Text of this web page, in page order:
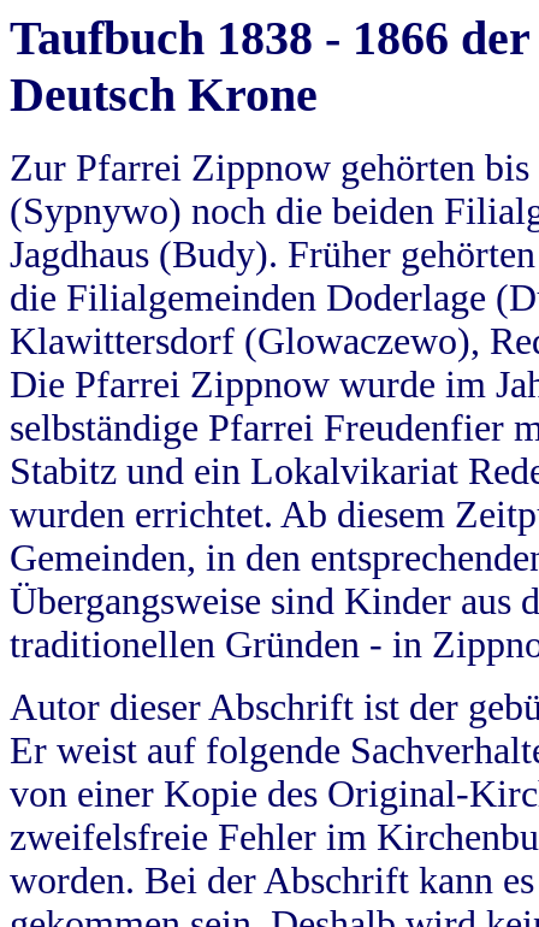
Taufbuch 1838 - 1866
Deutsch Krone
Zur Pfarrei Zippnow gehörten
(Sypnywo) noch die beiden
Jagdhaus (Budy). Früher
die Filialgemeinden Doderlage
Klawittersdorf (Glowaczewo),
Die Pfarrei Zippnow wurde im
selbständige Pfarrei Freudenfier
Stabitz und ein Lokalvikariat
wurden errichtet. Ab diesem
Gemeinden, in den
Übergangsweise sind Kinder aus
traditionellen Gründen - in
Autor dieser Abschrift ist der
Er weist auf folgende
von einer Kopie des Original-
zweifelsfreie Fehler im
worden. Bei der Abschrift kann